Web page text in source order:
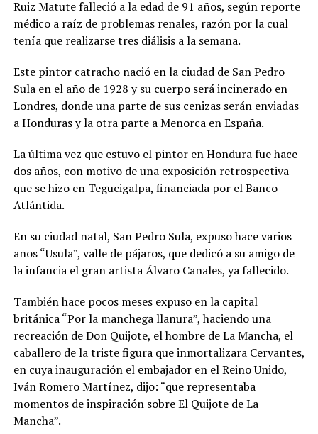
Ruiz Matute falleció a la edad de 91 años, según reporte
médico a raíz de problemas renales, razón por la cual
tenía que realizarse tres diálisis a la semana.
Este pintor catracho nació en la ciudad de San Pedro
Sula en el año de 1928 y su cuerpo será incinerado en
Londres, donde una parte de sus cenizas serán enviadas
a Honduras y la otra parte a Menorca en España.
La última vez que estuvo el pintor en Hondura fue hace
dos años, con motivo de una exposición retrospectiva
que se hizo en Tegucigalpa, financiada por el Banco
Atlántida.
En su ciudad natal, San Pedro Sula, expuso hace varios
años “Usula”, valle de pájaros, que dedicó a su amigo de
la infancia el gran artista Álvaro Canales, ya fallecido.
También hace pocos meses expuso en la capital
británica “Por la manchega llanura”, haciendo una
recreación de Don Quijote, el hombre de La Mancha, el
caballero de la triste figura que inmortalizara Cervantes,
en cuya inauguración el embajador en el Reino Unido,
Iván Romero Martínez, dijo: “que representaba
momentos de inspiración sobre El Quijote de La
Mancha”.